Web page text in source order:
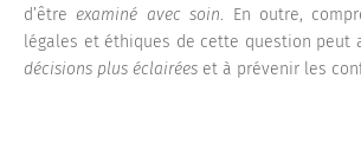
d’être examiné avec soin. En outre,
légales et éthiques de cette question peut
décisions plus éclairées et à prévenir les